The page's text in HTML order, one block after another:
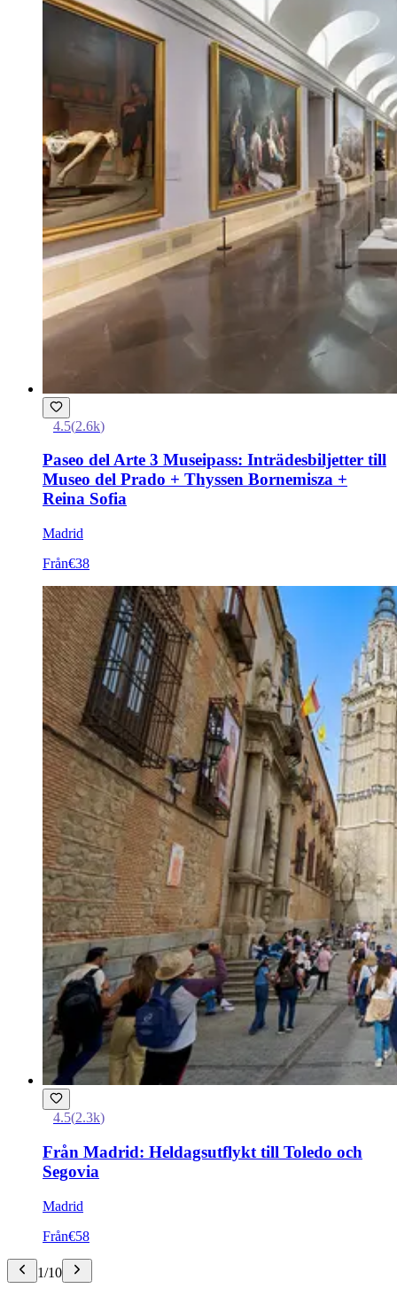
4.5(2.6k)
Paseo del Arte 3 Museipass: Inträdesbiljetter till
Museo del Prado + Thyssen Bornemisza +
Reina Sofia
Madrid
Från€38
4.5(2.3k)
Från Madrid: Heldagsutflykt till Toledo och
Segovia
Madrid
Från€58
1/10